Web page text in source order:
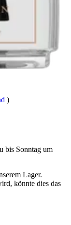
)
bis Sonntag um
Lager.
könnte dies das